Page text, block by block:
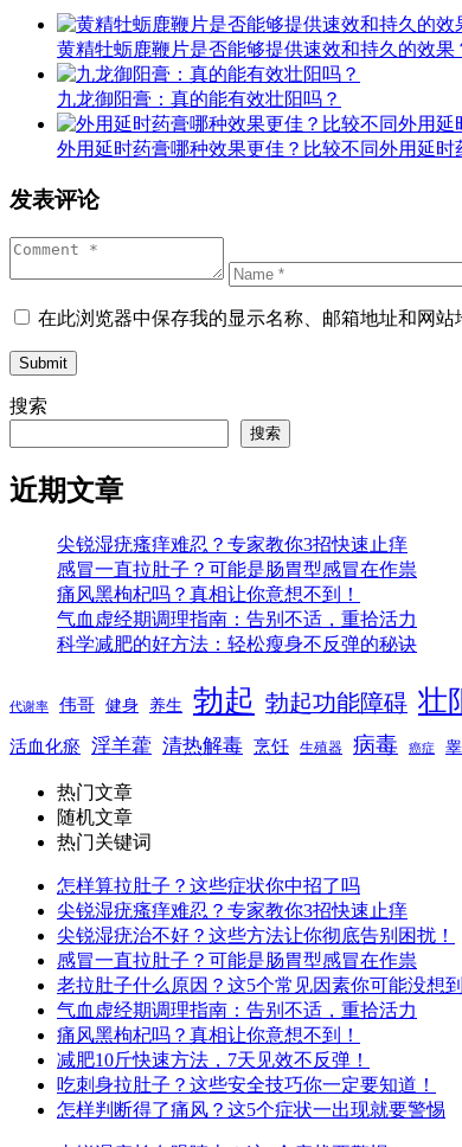
黄精牡蛎鹿鞭片是否能够提供速效和持久的效果
九龙御阳膏：真的能有效壮阳吗？
外用延时药膏哪种效果更佳？比较不同外用延时
发表评论
在此浏览器中保存我的显示名称、邮箱地址和网站
Submit
搜索
搜索
近期文章
尖锐湿疣瘙痒难忍？专家教你3招快速止痒
感冒一直拉肚子？可能是肠胃型感冒在作祟
痛风黑枸杞吗？真相让你意想不到！
气血虚经期调理指南：告别不适，重拾活力
科学减肥的好方法：轻松瘦身不反弹的秘诀
代谢率 伟哥 健身 养生 勃起 勃起功能障碍 壮
活血化瘀 淫羊藿 清热解毒 烹饪 生殖器 病毒 癌症
热门文章
随机文章
热门关键词
怎样算拉肚子？这些症状你中招了吗
尖锐湿疣瘙痒难忍？专家教你3招快速止痒
尖锐湿疣治不好？这些方法让你彻底告别困扰！
感冒一直拉肚子？可能是肠胃型感冒在作祟
老拉肚子什么原因？这5个常见因素你可能没想到
气血虚经期调理指南：告别不适，重拾活力
痛风黑枸杞吗？真相让你意想不到！
减肥10斤快速方法，7天见效不反弹！
吃刺身拉肚子？这些安全技巧你一定要知道！
怎样判断得了痛风？这5个症状一出现就要警惕